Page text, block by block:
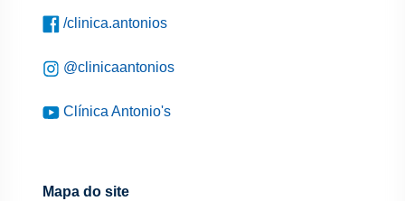
/clinica.antonios
@clinicaantonios
Clínica Antonio's
Mapa do site